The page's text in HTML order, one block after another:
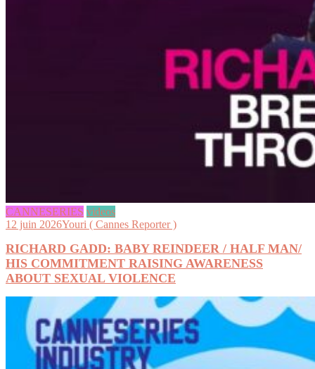
CANNESERIES videos
12 juin 2026Youri ( Cannes Reporter )
RICHARD GADD: BABY REINDEER / HALF MAN/
HIS COMMITMENT RAISING AWARENESS
ABOUT SEXUAL VIOLENCE